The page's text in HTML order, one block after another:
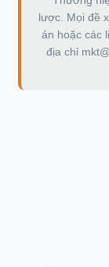
lược. Mọi đề
án hoặc các
địa chỉ